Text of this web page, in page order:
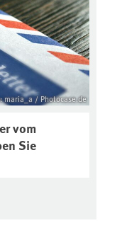
maria_a / Photocase.de
vom
Sie